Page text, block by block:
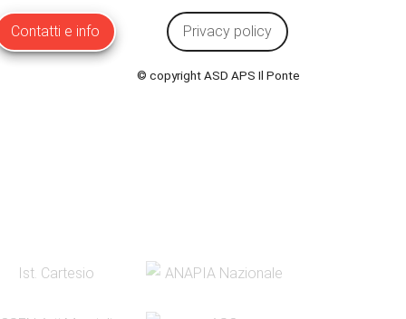
Contatti e info Privacy policy
© copyright ASD APS Il Ponte